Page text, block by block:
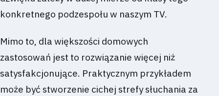
konkretnego podzespołu w naszym TV.
Mimo to, dla większości domowych
zastosowań jest to rozwiązanie więcej niż
satysfakcjonujące. Praktycznym przykładem
może być stworzenie cichej strefy słuchania za